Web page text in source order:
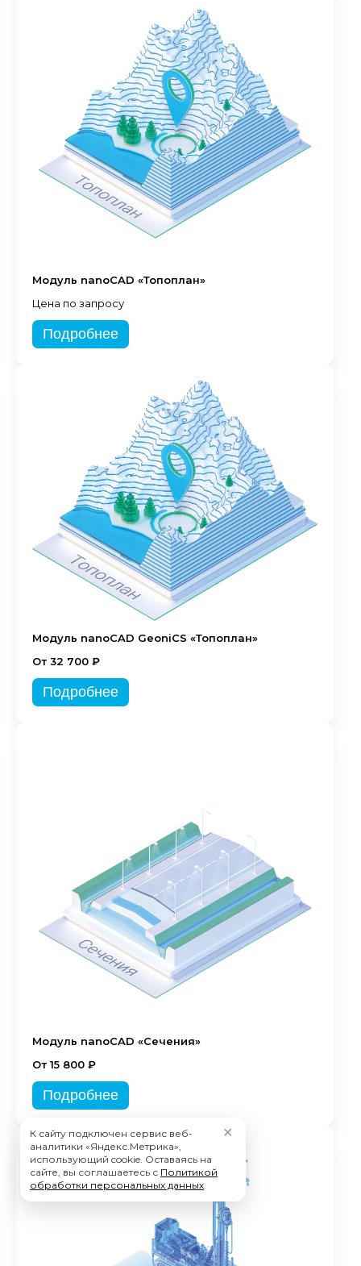
Модуль nanoCAD «Топоплан»
Цена по запросу
Подробнее
Модуль nanoCAD GeoniCS «Топоплан»
От 32 700 ₽
Подробнее
Модуль nanoCAD «Сечения»
От 15 800 ₽
Подробнее
К сайту подключен сервис веб-
аналитики «Яндекс.Метрика»,
использующий cookie. Оставаясь на
сайте, вы соглашаетесь с Политикой
обработки персональных данных.
✕